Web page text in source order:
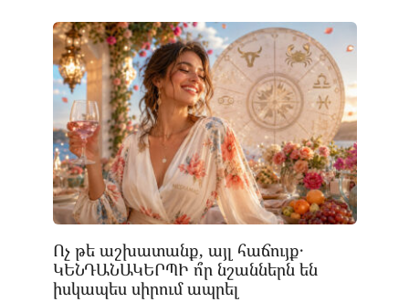
Ոչ թե աշխատանք, այլ հաճույք․
ԿԵՆԴԱՆԱԿԵՐՊԻ ո՞ր նշաններն են
իսկապես սիրում ապրել